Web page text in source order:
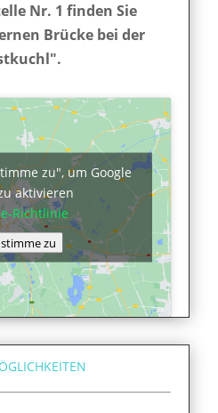
Nr. 1 finden Sie
Brücke bei der
zu", um Google
aktivieren
Richtlinie
zu